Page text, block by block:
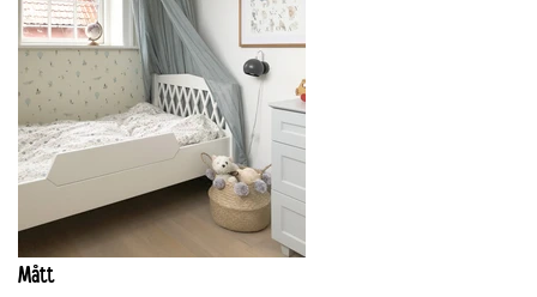
Mått